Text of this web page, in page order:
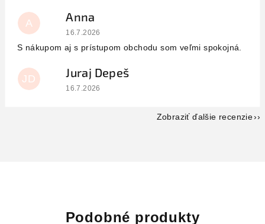
A Anna
Hodnotenie obchodu je 5 z 5 hviezdičiek.
16.7.2026
S nákupom aj s prístupom obchodu som veľmi spokojná.
JD Juraj Depeš
Hodnotenie obchodu je 5 z 5 hviezdičiek.
16.7.2026
Zobraziť ďalšie recenzie
Podobné produkty